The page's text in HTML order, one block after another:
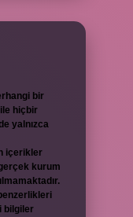
bir
hiçbir
yalnızca
içerikler
kurum
bilgiler